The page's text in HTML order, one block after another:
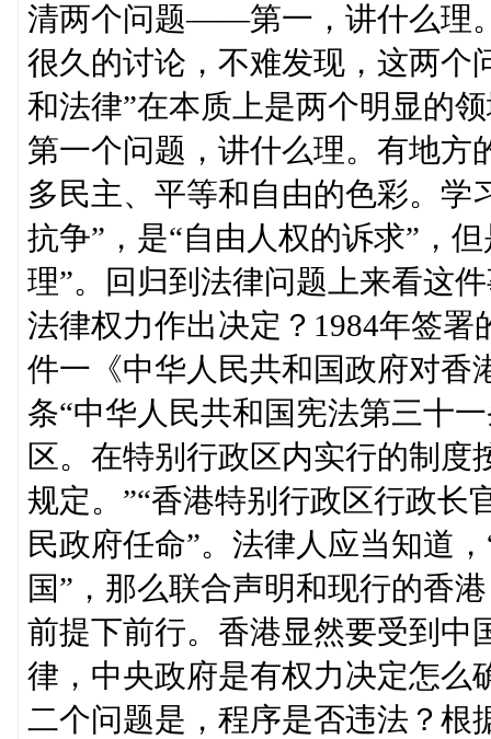
清两个问题——第一，讲什么理
很久的讨论，不难发现，这两个
和法律”在本质上是两个明显的
第一个问题，讲什么理。有地方
多民主、平等和自由的色彩。学
抗争”，是“自由人权的诉求”，
理”。回归到法律问题上来看这
法律权力作出决定？1984年签
件一《中华人民共和国政府对香
条“中华人民共和国宪法第三十
区。在特别行政区内实行的制
规定。”“香港特别行政区行政长
民政府任命”。法律人应当知道
国”，那么联合声明和现行的香
前提下前行。香港显然要受到中
律，中央政府是有权力决定怎么
二个问题是，程序是否违法？根